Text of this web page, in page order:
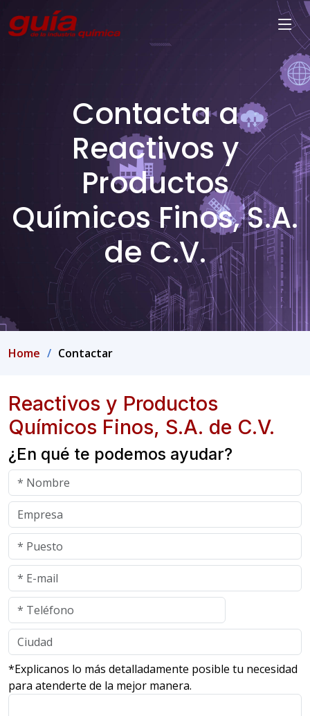
Contacta a
Reactivos y
Productos
Químicos Finos, S.A.
de C.V.
Home Contactar
Reactivos y Productos
Químicos Finos, S.A. de C.V.
¿En qué te podemos ayudar?
*Explicanos lo más detalladamente posible tu necesidad
para atenderte de la mejor manera.